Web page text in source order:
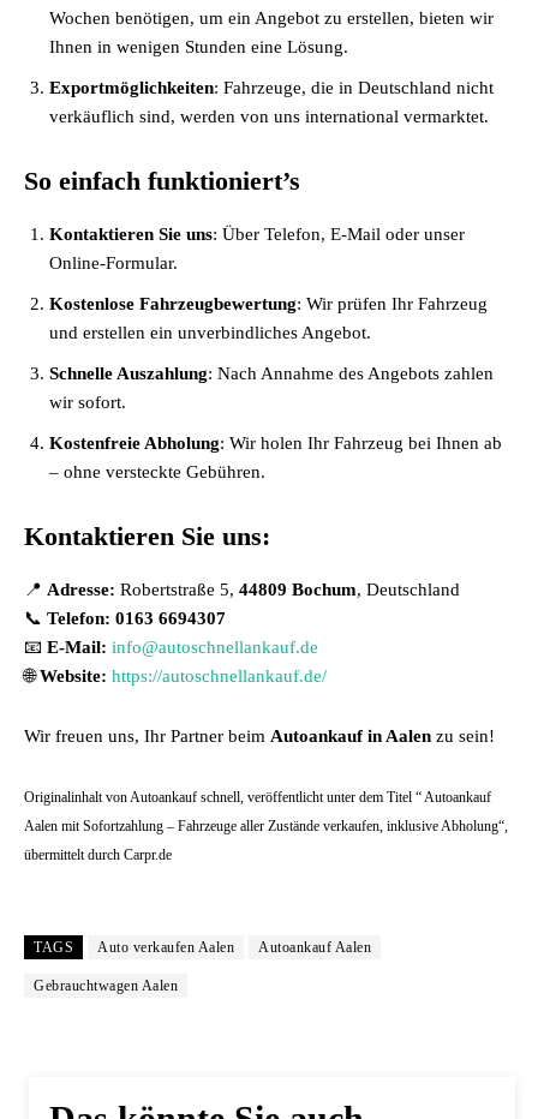
Wochen benötigen, um ein Angebot zu erstellen, bieten wir
Ihnen in wenigen Stunden eine Lösung.
Exportmöglichkeiten: Fahrzeuge, die in Deutschland nicht
verkäuflich sind, werden von uns international vermarktet.
So einfach funktioniert’s
Kontaktieren Sie uns: Über Telefon, E-Mail oder unser
Online-Formular.
Kostenlose Fahrzeugbewertung: Wir prüfen Ihr Fahrzeug
und erstellen ein unverbindliches Angebot.
Schnelle Auszahlung: Nach Annahme des Angebots zahlen
wir sofort.
Kostenfreie Abholung: Wir holen Ihr Fahrzeug bei Ihnen ab
– ohne versteckte Gebühren.
Kontaktieren Sie uns:
📍 Adresse: Robertstraße 5, 44809 Bochum, Deutschland
📞 Telefon: 0163 6694307
📧 E-Mail: info@autoschnellankauf.de
🌐Website: https://autoschnellankauf.de/
Wir freuen uns, Ihr Partner beim Autoankauf in Aalen zu sein!
Originalinhalt von Autoankauf schnell, veröffentlicht unter dem Titel “ Autoankauf
Aalen mit Sofortzahlung – Fahrzeuge aller Zustände verkaufen, inklusive Abholung“,
übermittelt durch Carpr.de
TAGS Auto verkaufen Aalen Autoankauf Aalen
Gebrauchtwagen Aalen